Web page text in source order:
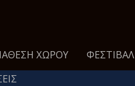
ΧΏΡΟΥ
ΦΕΣΤΙΒΆΛ